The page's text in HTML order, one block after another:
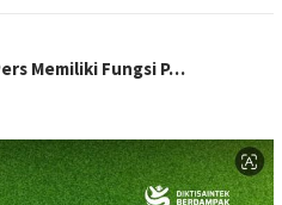
Memiliki Fungsi P…